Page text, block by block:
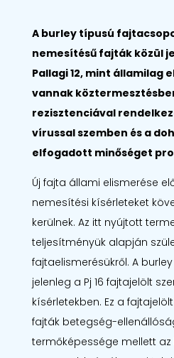
A burley típusú
nemesítésű fajták közül
Pallagi 12, mint államilag
vannak
rezisztenciával
vírussal szemben és a
elfogadott minőséget
Új fajta állami elismerése
nemesítési kísérleteket
kerülnek. Az itt nyújtott
teljesítményük alapján
fajtaelismerésükről. A
jelenleg a Pj 16 fajtajelölt
kísérletekben. Ez a
fajták betegség-
termőképessége mellett